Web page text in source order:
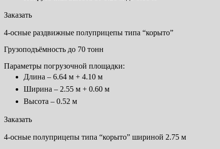
Заказать
4-осные раздвижные полуприцепы типа “корыто”
Грузоподъёмность до 70 тонн
Параметры погрузочной площадки:
Длина – 6.64 м + 4.10 м
Ширина – 2.55 м + 0.60 м
Высота – 0.52 м
Заказать
4-осные полуприцепы типа “корыто” шириной 2.75 м